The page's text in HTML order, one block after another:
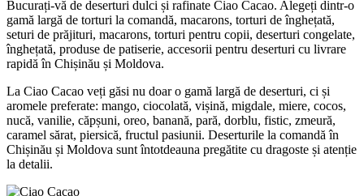
Bucurați-vă de deserturi dulci și rafinate Ciao Cacao. Alegeți dintr-o
gamă largă de torturi la comandă, macarons, torturi de înghețată,
seturi de prăjituri, macarons, torturi pentru copii, deserturi congelate,
înghețată, produse de patiserie, accesorii pentru deserturi cu livrare
rapidă în Chișinău și Moldova.
La Ciao Cacao veți găsi nu doar o gamă largă de deserturi, ci și
aromele preferate: mango, ciocolată, vișină, migdale, miere, cocos,
nucă, vanilie, căpșuni, oreo, banană, pară, dorblu, fistic, zmeură,
caramel sărat, piersică, fructul pasiunii. Deserturile la comandă în
Chișinău și Moldova sunt întotdeauna pregătite cu dragoste și atenție
la detalii.